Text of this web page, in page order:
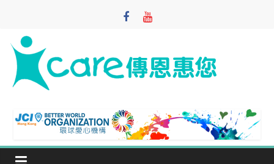
content
iCare
Foundation
教